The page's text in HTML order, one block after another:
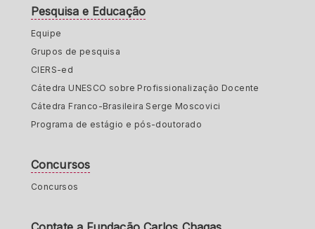
Pesquisa e Educação
Equipe
Grupos de pesquisa
CIERS-ed
Cátedra UNESCO sobre Profissionalização Docente
Cátedra Franco-Brasileira Serge Moscovici
Programa de estágio e pós-doutorado
Concursos
Concursos